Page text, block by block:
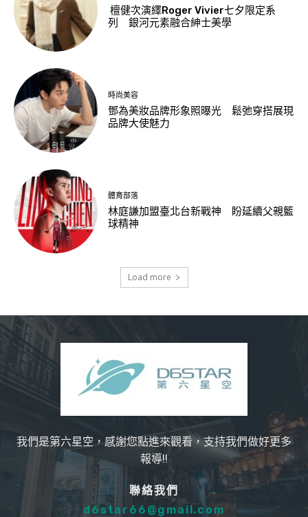
檀健次演繹Roger Vivier七夕限定系
列 銀河元素融合紳士美學
時尚美容
鄧為美妝品牌形象照曝光 鬆弛穿搭展現
品牌大使魅力
體育部落
林庭謙加盟臺北台新戰神 盼延續父親籃
球精神
Load more
我們是第六星空，感謝您點進來觀看，支持我們做好更多
報導!!
聯絡我們
d6star66@gmail.com